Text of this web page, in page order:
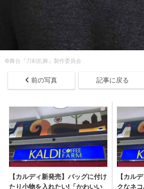
​©舞台『刀剣乱舞』製作委員会
前の写真 記事に戻る